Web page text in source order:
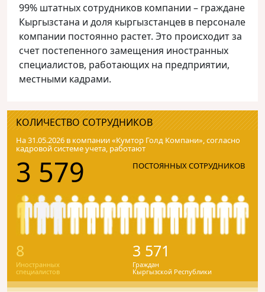
99% штатных сотрудников компании – граждане
Кыргызстана и доля кыргызстанцев в персонале
компании постоянно растет. Это происходит за
счет постепенного замещения иностранных
специалистов, работающих на предприятии,
местными кадрами.
КОЛИЧЕСТВО СОТРУДНИКОВ
На 31.05.2026 в компании «Кумтор Голд Компани», согласно
кадровой системе учета, работают
3 579 ПОСТОЯННЫХ СОТРУДНИКОВ
8
Иностранных
специалистов
3 571
Граждан
Кыргызской Республики